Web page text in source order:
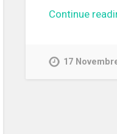
Continue
17